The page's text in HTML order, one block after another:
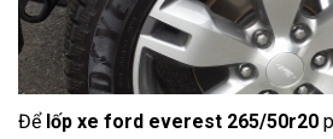
Để lốp xe ford everest 265/50r20